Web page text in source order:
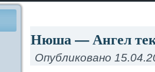
Нюша — Ангел
Опубликовано